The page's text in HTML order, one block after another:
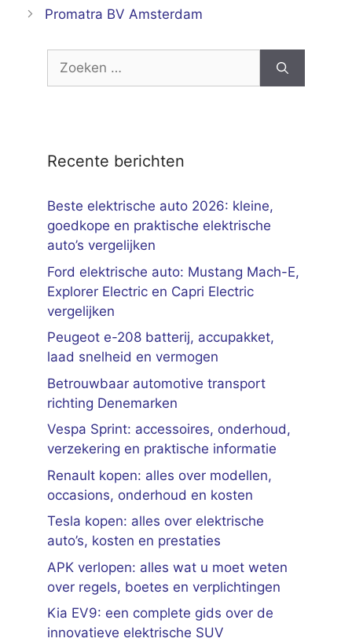
Promatra BV Amsterdam
Zoek
Recente berichten
Beste elektrische auto 2026: kleine,
goedkope en praktische elektrische
auto’s vergelijken
Ford elektrische auto: Mustang Mach-E,
Explorer Electric en Capri Electric
vergelijken
Peugeot e-208 batterij, accupakket,
laad snelheid en vermogen
Betrouwbaar automotive transport
richting Denemarken
Vespa Sprint: accessoires, onderhoud,
verzekering en praktische informatie
Renault kopen: alles over modellen,
occasions, onderhoud en kosten
Tesla kopen: alles over elektrische
auto’s, kosten en prestaties
APK verlopen: alles wat u moet weten
over regels, boetes en verplichtingen
Kia EV9: een complete gids over de
innovatieve elektrische SUV